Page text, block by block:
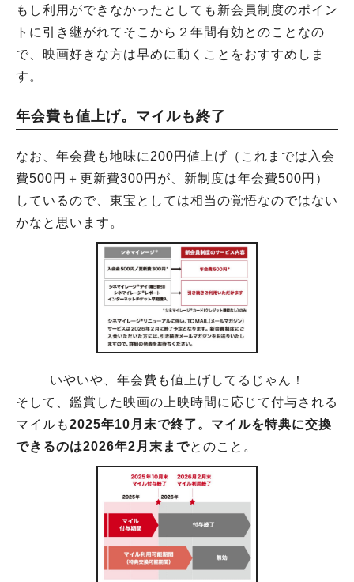
もし利用ができなかったとしても新会員制度のポイン
トに引き継がれてそこから２年間有効とのことなの
で、映画好きな方は早めに動くことをおすすめしま
す。
年会費も値上げ。マイルも終了
なお、年会費も地味に200円値上げ（これまでは入会
費500円＋更新費300円が、新制度は年会費500円）
しているので、東宝としては相当の覚悟なのではない
かなと思います。
いやいや、年会費も値上げしてるじゃん！
そして、鑑賞した映画の上映時間に応じて付与される
マイルも2025年10月末で終了。マイルを特典に交換
できるのは2026年2月末までとのこと。